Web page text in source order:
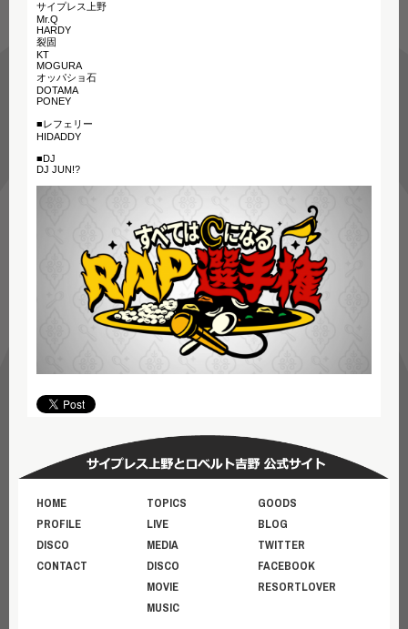
サイプレス上野
Mr.Q
HARDY
裂固
KT
MOGURA
オッパショ石
DOTAMA
PONEY
■レフェリー
HIDADDY
■DJ
DJ JUN!?
HOME
PROFILE
DISCO
CONTACT
TOPICS
LIVE
MEDIA
DISCO
MOVIE
MUSIC
GOODS
BLOG
TWITTER
FACEBOOK
RESORTLOVER